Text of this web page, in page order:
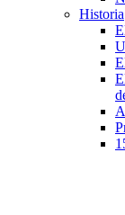
Historia